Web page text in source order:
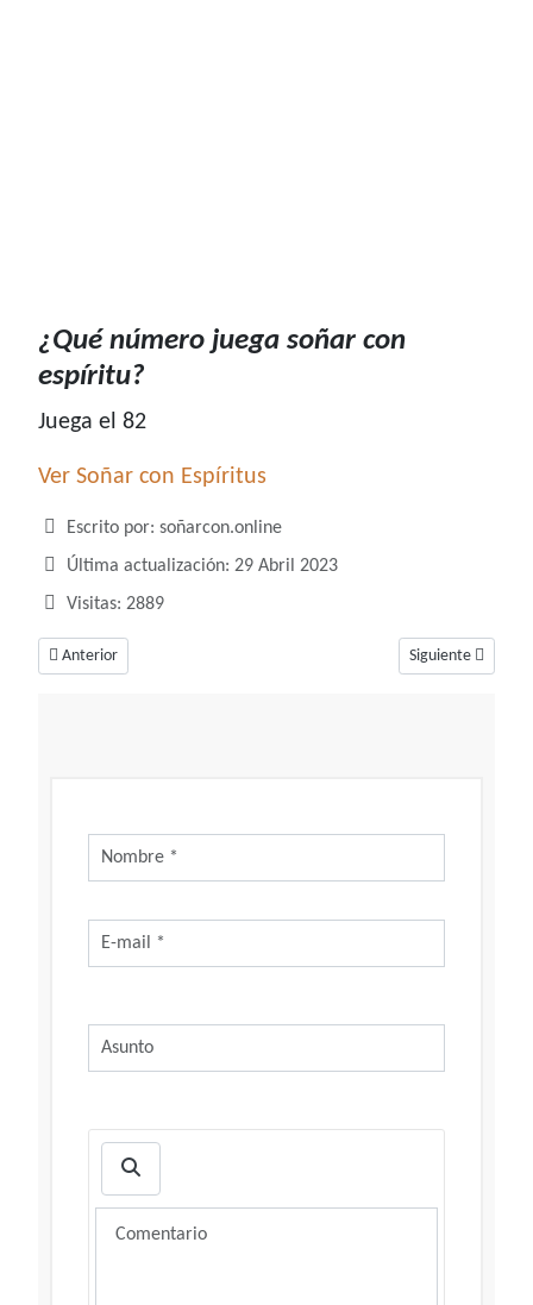
¿Qué número juega soñar con
espíritu?
Juega el 82
Ver Soñar con Espíritus
Detalles
Escrito por: soñarcon.online
Última actualización: 29 Abril 2023
Visitas: 2889
Artículo anterior: ¿Qué número juega soñar con espejo?
Anterior Artículo siguiente:
Siguiente